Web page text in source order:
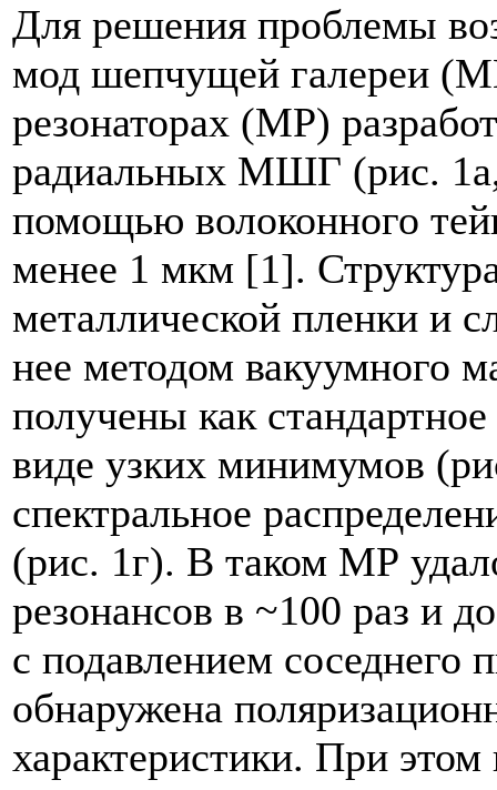
Для решения проблемы
мод шепчущей галереи
резонаторах (МР)
радиальных МШГ (рис.
помощью волоконного
менее 1 мкм [1].
металлической пленки и
нее методом вакуумного
получены как
виде узких минимумов
спектральное
(рис. 1г). В таком МР
резонансов в ~100 раз и
с подавлением соседнего
обнаружена
характеристики. При